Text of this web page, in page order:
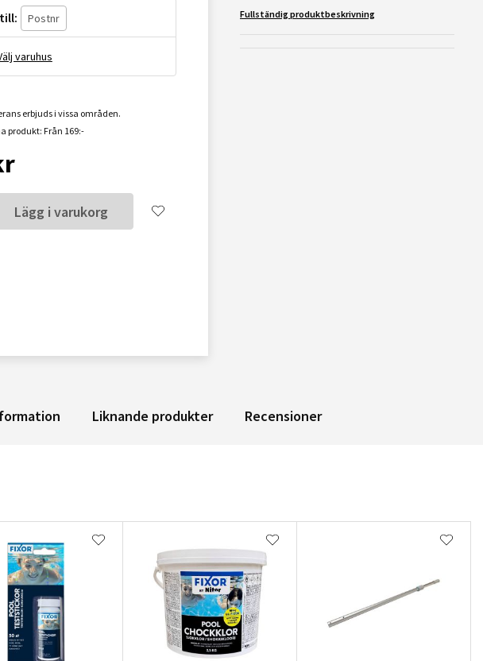
varuhus
erbjuds i vissa områden.
produkt: Från 169:-
Lägg i varukorg
Fullständig produktbeskrivning
Liknande produkter Recensioner